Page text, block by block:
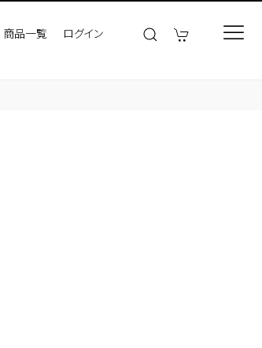
商品一覧 ログイン